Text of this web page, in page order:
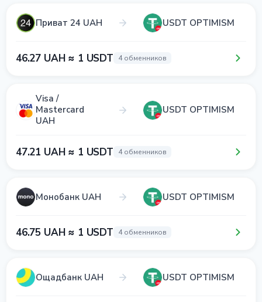
Приват 24 UAH USDT OPTIMISM
46.27 UAH ≈ 1 USDT 4 обменников
Visa /
Mastercard
UAH
USDT OPTIMISM
47.21 UAH ≈ 1 USDT 4 обменников
Монобанк UAH USDT OPTIMISM
46.75 UAH ≈ 1 USDT 4 обменников
Ощадбанк UAH USDT OPTIMISM